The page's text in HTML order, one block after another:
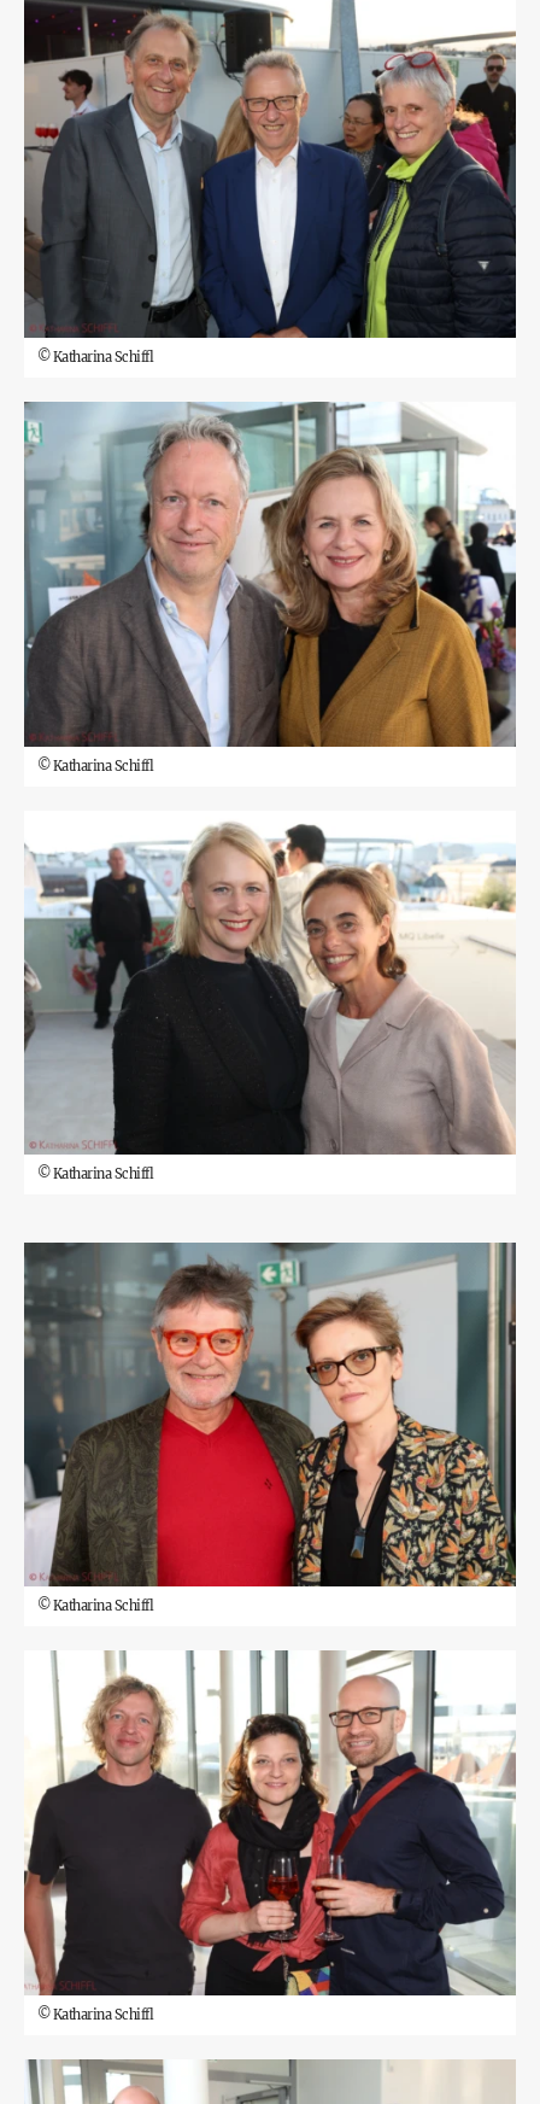
©Katharina Schiffl
©Katharina Schiffl
©Katharina Schiffl
©Katharina Schiffl
©Katharina Schiffl